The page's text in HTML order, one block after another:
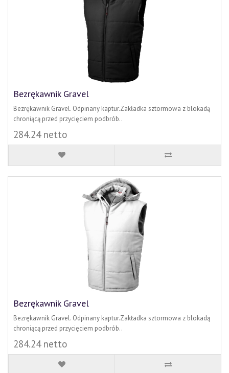
Bezrękawnik Gravel
Bezrękawnik Gravel. Odpinany kaptur.Zakładka sztormowa z blokadą
chroniącą przed przycięciem podbrób..
284.24 netto
Bezrękawnik Gravel
Bezrękawnik Gravel. Odpinany kaptur.Zakładka sztormowa z blokadą
chroniącą przed przycięciem podbrób..
284.24 netto